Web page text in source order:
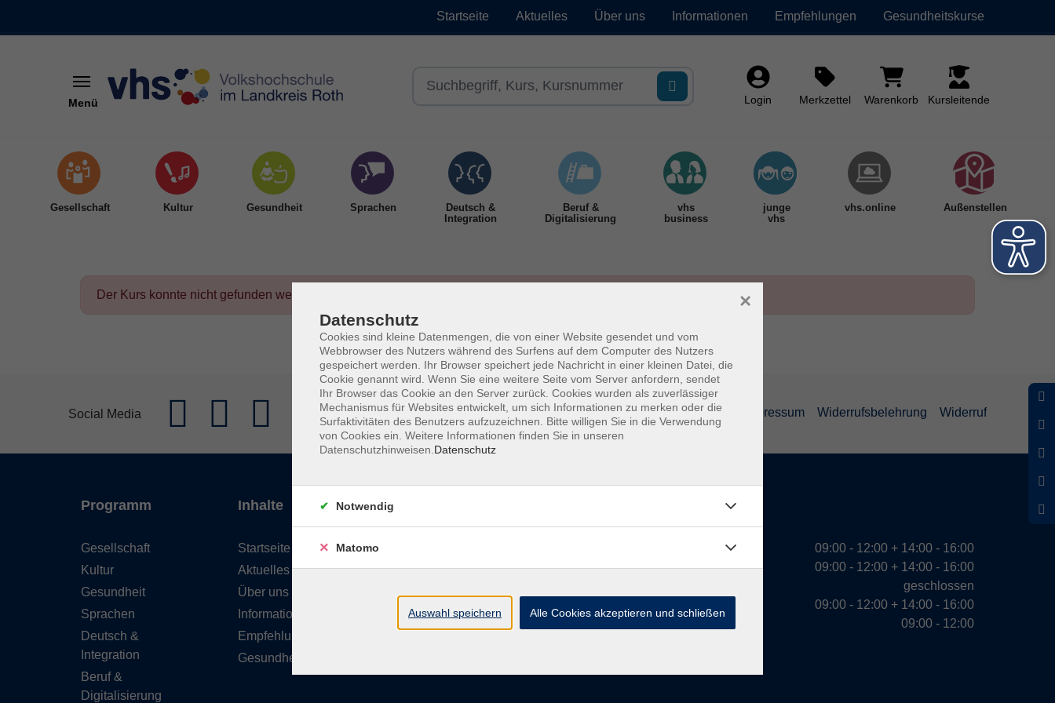
Startseite Aktuelles Über uns Informationen Empfehlungen Gesundheitskurse
Menü Login Merkzettel Warenkorb Kursleitende
Gesellschaft Kultur Gesundheit Sprachen
Deutsch &
Integration
Beruf &
Digitalisierung
vhs
business
junge
vhs
vhs.online Außenstellen
Der Kurs konnte nicht gefunden werden.
Social Media AGB Datenschutzerklärung Impressum Widerrufsbelehrung Widerruf
Programm
Gesellschaft
Kultur
Gesundheit
Sprachen
Deutsch &
Integration
Beruf &
Digitalisierung
Inhalte
Startseite
Aktuelles
Über uns
Informationen
Empfehlungen
Gesundheitskurse
91161 Hilpoltstein
info@vhs-roth.de
Tel: 09174 4749 0
Öffnungszeiten
Dienstag
09:00 - 12:00 + 14:00 - 16:00
09:00 - 12:00 + 14:00 - 16:00
geschlossen
09:00 - 12:00 + 14:00 - 16:00
09:00 - 12:00
Datenschutz
Cookies sind kleine Datenmengen, die von einer Website gesendet und vom
Webbrowser des Nutzers während des Surfens auf dem Computer des Nutzers
gespeichert werden. Ihr Browser speichert jede Nachricht in einer kleinen Datei, die
Cookie genannt wird. Wenn Sie eine weitere Seite vom Server anfordern, sendet
Ihr Browser das Cookie an den Server zurück. Cookies wurden als zuverlässiger
Mechanismus für Websites entwickelt, um sich Informationen zu merken oder die
Surfaktivitäten des Benutzers aufzuzeichnen. Bitte willigen Sie in die Verwendung
von Cookies ein. Weitere Informationen finden Sie in unseren
Datenschutzhinweisen. Datenschutz
×
Notwendig
Matomo
Auswahl speichern Alle Cookies akzeptieren und schließen